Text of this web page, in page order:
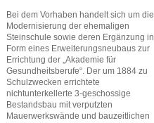
Bei dem Vorhaben handelt sich um die
Modernisierung der ehemaligen
Steinschule sowie deren Ergänzung in
Form eines Erweiterungsneubaus zur
Errichtung der „Akademie für
Gesundheitsberufe“. Der um 1884 zu
Schulzwecken errichtete
nichtunterkellerte 3-geschossige
Bestandsbau mit verputzten
Mauerwerkswände und bauzeitlichen